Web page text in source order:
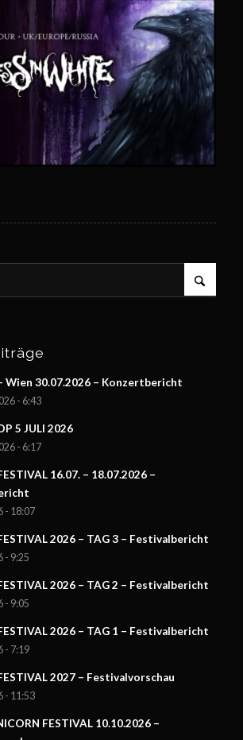
Wien 30.07.2026 – Konzertbericht
- 6:43
5 JULI 2026
- 6:17
16.07. – 18.07.2026 –
- 18:07
2026 – TAG 3 – Festivalbericht
- 9:25
2026 – TAG 2 – Festivalbericht
- 9:05
2026 – TAG 1 – Festivalbericht
- 7:19
2027 – Festivalvorschau
- 11:53
FESTIVAL 10.10.2026 –